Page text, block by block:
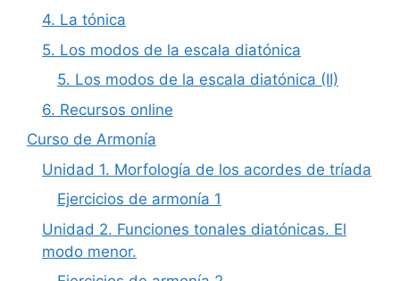
4. La tónica
5. Los modos de la escala diatónica
5. Los modos de la escala diatónica (II)
6. Recursos online
Curso de Armonía
Unidad 1. Morfología de los acordes de tríada
Ejercicios de armonía 1
Unidad 2. Funciones tonales diatónicas. El
modo menor.